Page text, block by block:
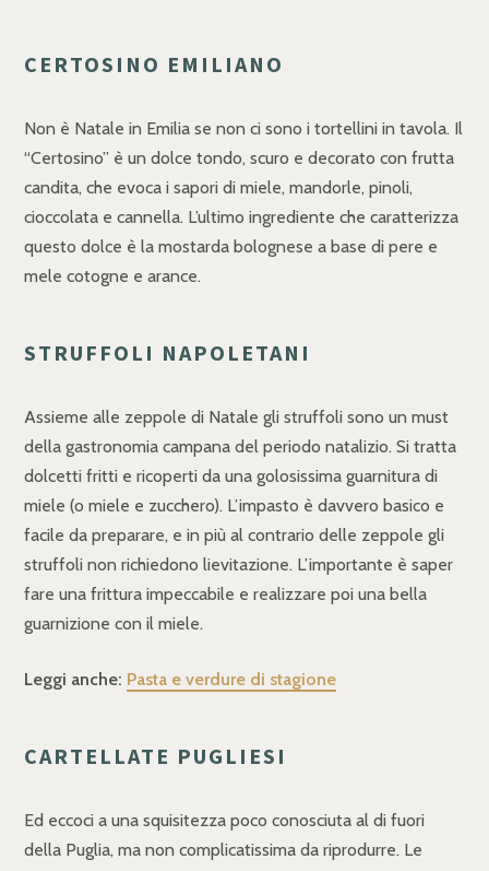
CERTOSINO EMILIANO
Non è Natale in Emilia se non ci sono i tortellini in tavola. Il
“Certosino” è un dolce tondo, scuro e decorato con frutta
candita, che evoca i sapori di miele, mandorle, pinoli,
cioccolata e cannella. L’ultimo ingrediente che caratterizza
questo dolce è la mostarda bolognese a base di pere e
mele cotogne e arance.
STRUFFOLI NAPOLETANI
Assieme alle zeppole di Natale gli struffoli sono un must
della gastronomia campana del periodo natalizio. Si tratta
dolcetti fritti e ricoperti da una golosissima guarnitura di
miele (o miele e zucchero). L’impasto è davvero basico e
facile da preparare, e in più al contrario delle zeppole gli
struffoli non richiedono lievitazione. L’importante è saper
fare una frittura impeccabile e realizzare poi una bella
guarnizione con il miele.
Leggi anche: Pasta e verdure di stagione
CARTELLATE PUGLIESI
Ed eccoci a una squisitezza poco conosciuta al di fuori
della Puglia, ma non complicatissima da riprodurre. Le